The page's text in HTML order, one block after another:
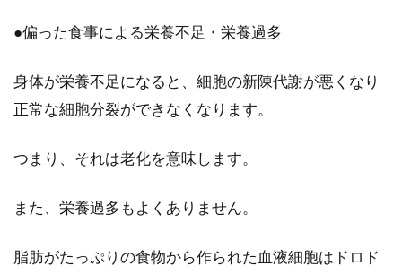
方は意外と多...
頭皮の悪臭対策！頭皮の油の除去法
中で強く感じる中高年齢層の妙な臭いは、女性
●偏った食事による栄養不足・栄養過多
身体が栄養不足になると、細胞の新陳代謝が悪くなり
正常な細胞分裂ができなくなります。
つまり、それは老化を意味します。
また、栄養過多もよくありません。
脂肪がたっぷりの食物から作られた血液細胞はドロド